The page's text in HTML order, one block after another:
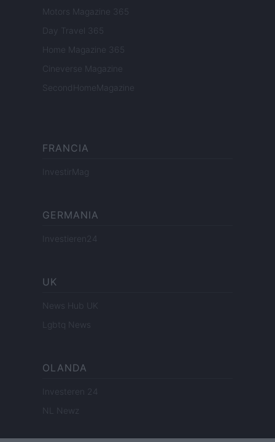
Motors Magazine 365
Day Travel 365
Home Magazine 365
Cineverse Magazine
SecondHomeMagazine
FRANCIA
InvestirMag
GERMANIA
Investieren24
UK
News Hub UK
Lgbtq News
OLANDA
Investeren 24
NL Newz